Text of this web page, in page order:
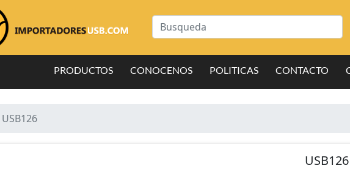
PRODUCTOS CONOCENOS POLITICAS CONTACTO
USB126
USB126